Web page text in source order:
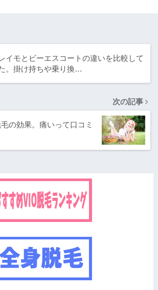
イモとビーエスコートの違いを比較して
。掛け持ちや乗り換…
次の記事
の効果。痛いって口コミ